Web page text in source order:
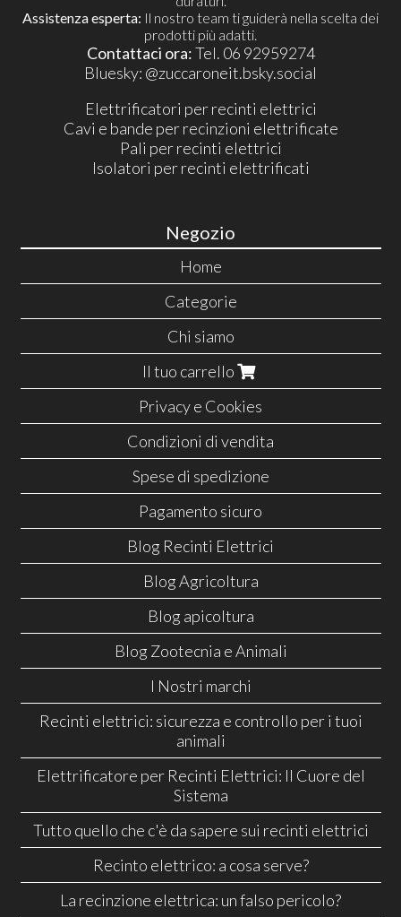
Assistenza esperta: Il nostro team ti guiderà nella scelta dei
prodotti più adatti.
Contattaci ora:Tel. 06 92959274
​Bluesky: @zuccaroneit.bsky.social
Elettrificatori per recinti elettrici
Cavi e bande per recinzioni elettrificate
Pali per recinti elettrici
Isolatori per recinti elettrificati
Negozio
Home
Categorie
Chi siamo
Il tuo carrello
Privacy e Cookies
Condizioni di vendita
Spese di spedizione
Pagamento sicuro
Blog Recinti Elettrici
Blog Agricoltura
Blog apicoltura
Blog Zootecnia e Animali
I Nostri marchi
Recinti elettrici: sicurezza e controllo per i tuoi
animali
Elettrificatore per Recinti Elettrici: Il Cuore del
Sistema
Tutto quello che c'è da sapere sui recinti elettrici
Recinto elettrico: a cosa serve?
La recinzione elettrica: un falso pericolo?